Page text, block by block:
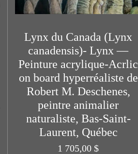
Lynx du Canada (Lynx
canadensis)- Lynx —
Peinture acrylique-Acrlic
on board hyperréaliste de
Robert M. Deschenes,
peintre animalier
naturaliste, Bas-Saint-
Laurent, Québec
1 705,00 $